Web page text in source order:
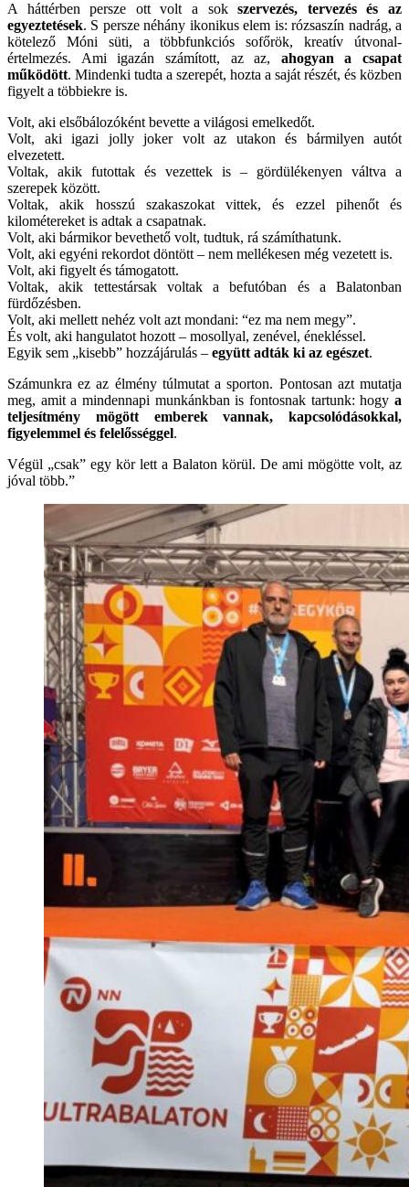
A háttérben persze ott volt a sokszervezés, tervezés és az
egyeztetések. S persze néhány ikonikus elem is: rózsaszín nadrág, a
kötelező Móni süti, a többfunkciós sofőrök, kreatív útvonal-
értelmezés. Ami igazán számított, az az, ahogyan a csapat
működött. Mindenki tudta a szerepét, hozta a saját részét, és közben
figyelt a többiekre is.
Volt, aki elsőbálozóként bevette a világosi emelkedőt.
Volt, aki igazi jolly joker volt az utakon és bármilyen autót
elvezetett.
Voltak, akik futottak és vezettek is – gördülékenyen váltva a
szerepek között.
Voltak, akik hosszú szakaszokat vittek, és ezzel pihenőt és
kilométereket is adtak a csapatnak.
Volt, aki bármikor bevethető volt, tudtuk, rá számíthatunk.
Volt, aki egyéni rekordot döntött – nem mellékesen még vezetett is.
Volt, aki figyelt és támogatott.
Voltak, akik tettestársak voltak a befutóban és a Balatonban
fürdőzésben.
Volt, aki mellett nehéz volt azt mondani: “ez ma nem megy”.
És volt, aki hangulatot hozott – mosollyal, zenével, énekléssel.
Egyik sem „kisebb” hozzájárulás – együtt adták ki az egészet.
Számunkra ez az élmény túlmutat a sporton. Pontosan azt mutatja
meg, amit a mindennapi munkánkban is fontosnak tartunk: hogy a
teljesítmény mögött emberek vannak, kapcsolódásokkal,
figyelemmel és felelősséggel.
Végül „csak” egy kör lett a Balaton körül. De ami mögötte volt, az
jóval több.”